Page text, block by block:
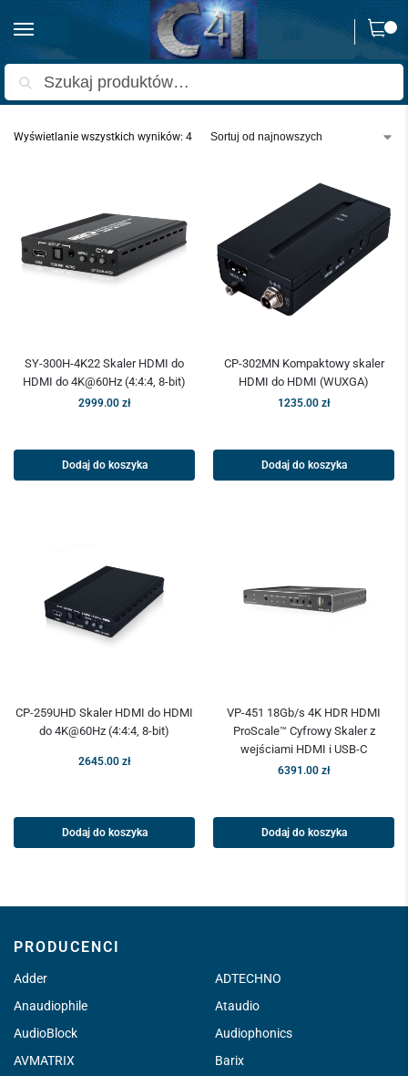
0
Strona główna Produkty oznaczone “Cyfrowy Skaler HDMI”
Wyświetlanie wszystkich wyników: 4
SY-300H-4K22 Skaler HDMI do
HDMI do 4K@60Hz (4:4:4, 8-bit)
2999.00 zł
Dodaj do koszyka
CP-302MN Kompaktowy skaler
HDMI do HDMI (WUXGA)
1235.00 zł
Dodaj do koszyka
CP-259UHD Skaler HDMI do HDMI
do 4K@60Hz (4:4:4, 8-bit)
2645.00 zł
Dodaj do koszyka
VP-451 18Gb/s 4K HDR HDMI
ProScale™ Cyfrowy Skaler z
wejściami HDMI i USB-C
6391.00 zł
Dodaj do koszyka
PRODUCENCI
Adder
ADTECHNO
Anaudiophile
Ataudio
AudioBlock
Audiophonics
AVMATRIX
Barix